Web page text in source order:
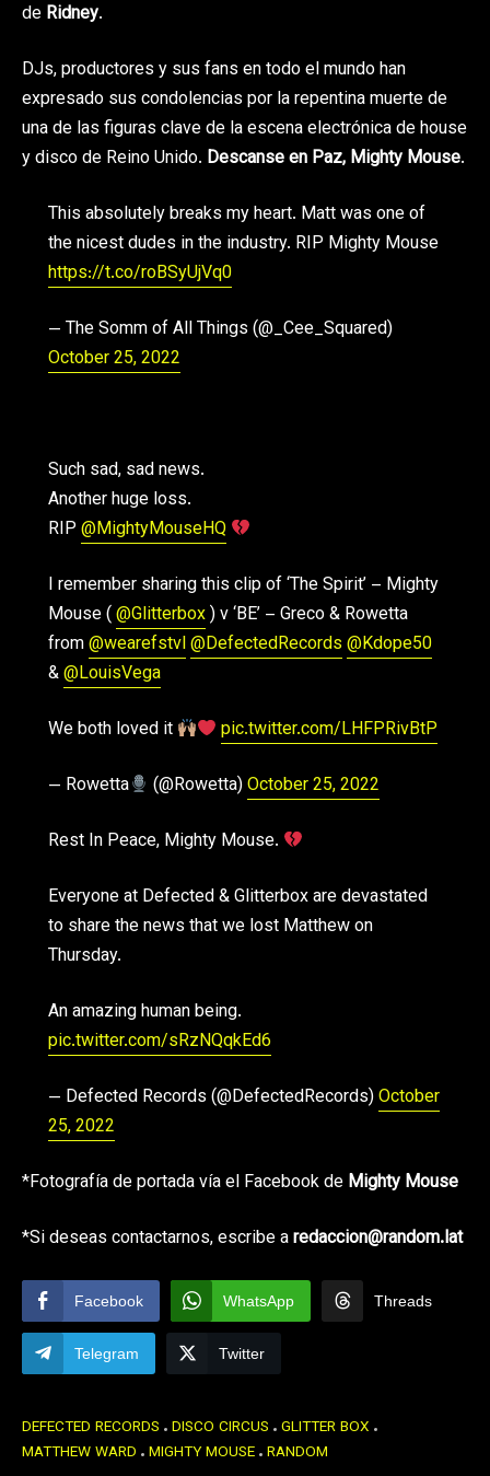
de Ridney.
DJs, productores y sus fans en todo el mundo han
expresado sus condolencias por la repentina muerte de
una de las figuras clave de la escena electrónica de house
y disco de Reino Unido. Descanse en Paz, Mighty Mouse.
This absolutely breaks my heart. Matt was one of
the nicest dudes in the industry. RIP Mighty Mouse
https://t.co/roBSyUjVq0
— The Somm of All Things (@_Cee_Squared)
October 25, 2022
Such sad, sad news.
Another huge loss.
RIP @MightyMouseHQ
I remember sharing this clip of ‘The Spirit’ – Mighty
Mouse (@Glitterbox) v ‘BE’ – Greco & Rowetta
from@wearefstvl@DefectedRecords @Kdope50
&@LouisVega
We both loved it pic.twitter.com/LHFPRivBtP
— Rowetta (@Rowetta)October 25, 2022
Rest In Peace, Mighty Mouse.
Everyone at Defected & Glitterbox are devastated
to share the news that we lost Matthew on
Thursday.
An amazing human being.
pic.twitter.com/sRzNQqkEd6
— Defected Records (@DefectedRecords)October
25, 2022
*Fotografía de portada vía el Facebook de Mighty Mouse
*Si deseas contactarnos, escribe aredaccion@random.lat
Facebook WhatsApp Threads
Telegram Twitter
DEFECTED RECORDS DISCO CIRCUS GLITTER BOX
MATTHEW WARD MIGHTY MOUSE RANDOM